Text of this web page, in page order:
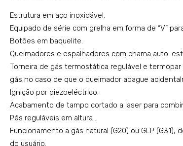
Estrutura em aço inoxidável.
Equipado de série com grelha em forma de “V”
Botões em baquelite.
Queimadores e espalhadores com chama auto-
Torneira de gás termostática regulável e
gás no caso de que o queimador apague
Ignição por piezoeléctrico.
Acabamento de tampo cortado a laser para
Pés reguláveis em altura .
Funcionamento a gás natural (G20) ou GLP (G31),
do usuário.